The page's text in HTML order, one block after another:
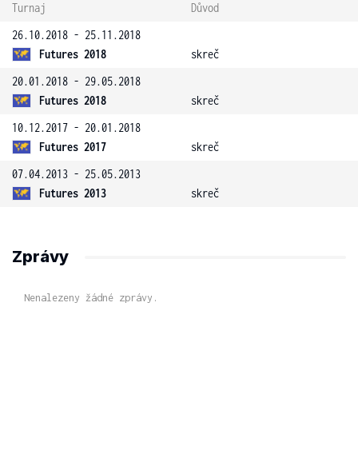
Turnaj
Důvod
26.10.2018 - 25.11.2018
Futures 2018
skreč
20.01.2018 - 29.05.2018
Futures 2018
skreč
10.12.2017 - 20.01.2018
Futures 2017
skreč
07.04.2013 - 25.05.2013
Futures 2013
skreč
Zprávy
Nenalezeny žádné zprávy.